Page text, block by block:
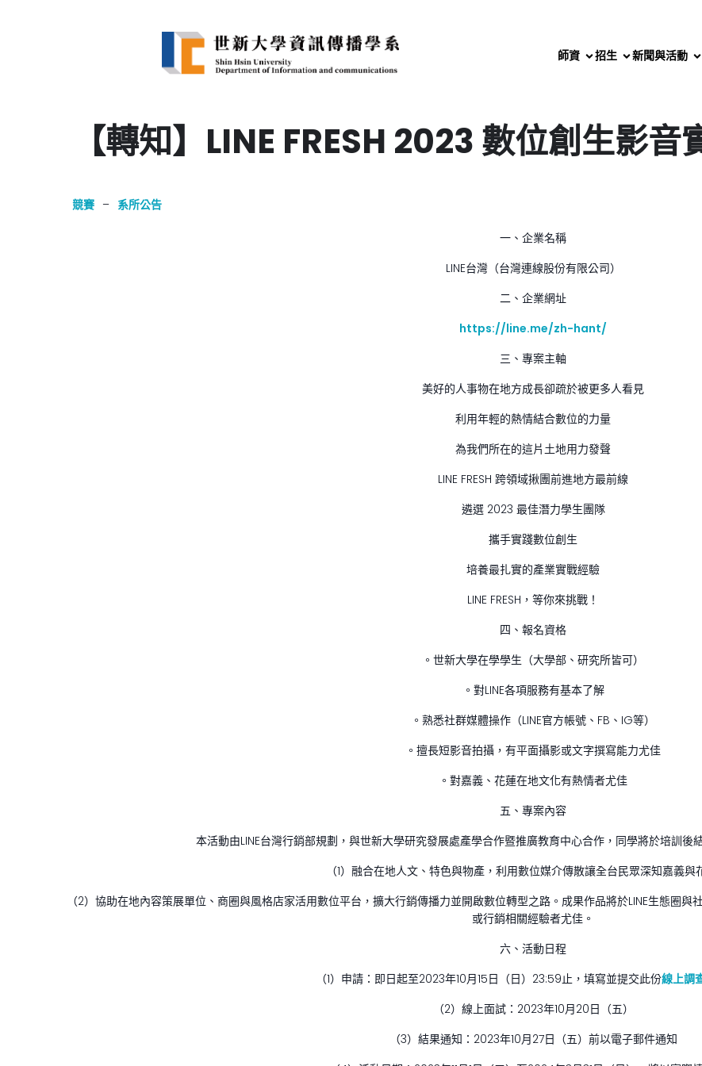
師資 招生 新聞與活動
【轉知】LINE FRESH 2023 數位創生影音
競賽 – 系所公告
一、企業名稱
LINE台灣（台灣連線股份有限公司）
二、企業網址
https://line.me/zh-hant/
三、專案主軸
美好的人事物在地方成長卻疏於被更多人看見
利用年輕的熱情結合數位的力量
為我們所在的這片土地用力發聲
LINE FRESH 跨領域揪團前進地方最前線
遴選 2023 最佳潛力學生團隊
攜手實踐數位創生
培養最扎實的產業實戰經驗
LINE FRESH，等你來挑戰！
四、報名資格
。世新大學在學學生（大學部、研究所皆可）
。對LINE各項服務有基本了解
。熟悉社群媒體操作（LINE官方帳號、FB、IG等）
。擅長短影音拍攝，有平面攝影或文字撰寫能力尤佳
。對嘉義、花蓮在地文化有熱情者尤佳
五、專案內容
本活動由LINE台灣行銷部規劃，與世新大學研究發展處產學合作暨推廣教育中心合作，同學將於培訓後
（1）融合在地人文、特色與物產，利用數位媒介傳散讓全台民眾深知嘉義與
（2）協助在地內容策展單位、商圈與風格店家活用數位平台，擴大行銷傳播力並開啟數位轉型之路。成果作品將於LINE生態圈
或行銷相關經驗者尤佳。
六、活動日程
（1）申請：即日起至2023年10月15日（日）23:59止，填寫並提交此份線上調
（2）線上面試：2023年10月20日（五）
（3）結果通知：2023年10月27日（五）前以電子郵件通知